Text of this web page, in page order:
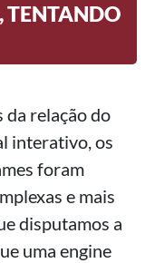
TENTANDO
da relação do
interativo, os
foram
e mais
disputamos a
uma engine